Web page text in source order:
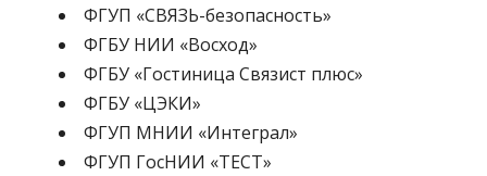
ФГУП «СВЯЗЬ-безопасность»
ФГБУ НИИ «Восход»
ФГБУ «Гостиница Связист плюс»
ФГБУ «ЦЭКИ»
ФГУП МНИИ «Интеграл»
ФГУП ГосНИИ «ТЕСТ»